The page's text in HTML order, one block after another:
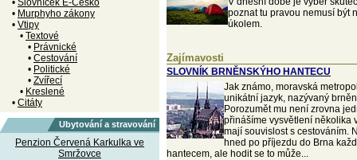
• Slovníček E-Česko
• Murphyho zákony
• Vtipy
• Textové
• Právnické
• Cestování
• Politické
• Zvířecí
• Kreslené
• Citáty
Ubytování a stravování
Penzion Červená Karkulka ve
Smržovce
poznat tu pravou nemusí být
úkolem.
Zajímavosti
SLOVNÍK BRNĚNSKÝHO HANTECU
Jak známo, moravská
unikátní jazyk, nazývaný
Porozumět mu není zrovna
přinášíme vysvětlení několika
mají souvislost s cestováním.
hned po příjezdu do Brna
hantecem, ale hodit se to může...